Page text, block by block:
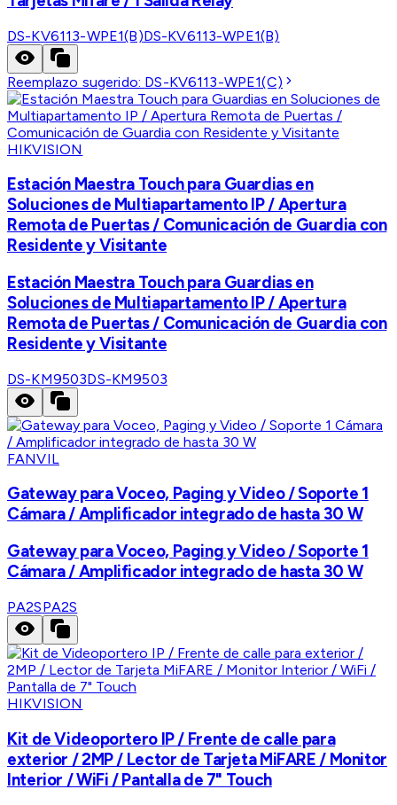
DS-KV6113-WPE1(B)DS-KV6113-WPE1(B)
Reemplazo sugerido: DS-KV6113-WPE1(C)
HIKVISION
Estación Maestra Touch para Guardias en
Soluciones de Multiapartamento IP / Apertura
Remota de Puertas / Comunicación de Guardia con
Residente y Visitante
Estación Maestra Touch para Guardias en
Soluciones de Multiapartamento IP / Apertura
Remota de Puertas / Comunicación de Guardia con
Residente y Visitante
DS-KM9503DS-KM9503
FANVIL
Gateway para Voceo, Paging y Video / Soporte 1
Cámara / Amplificador integrado de hasta 30 W
Gateway para Voceo, Paging y Video / Soporte 1
Cámara / Amplificador integrado de hasta 30 W
PA2SPA2S
HIKVISION
Kit de Videoportero IP / Frente de calle para
exterior / 2MP / Lector de Tarjeta MiFARE / Monitor
Interior / WiFi / Pantalla de 7" Touch